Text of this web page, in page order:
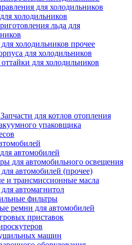
для холодильников
холодильников
льда для
холодильников прочее
для холодильников
для холодильников
Запчасти для котлов отопления
упаковщика
автомобилей
для автомобильного освещения
для автомобилей (прочее)
и трансмиссионные масла
автомагнитол
фильтры
ремни для автомобилей
приставок
машин